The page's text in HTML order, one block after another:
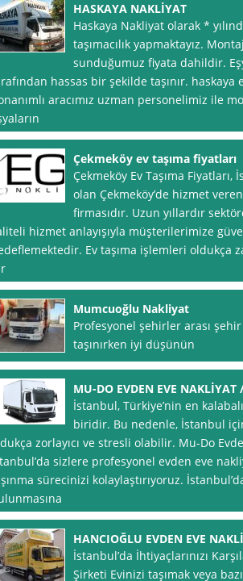
HASKAYA NAKLİYAT
Haskaya Nakliyat olarak *
taşımacılık yapmaktayız.
sunduğumuz fiyata dahildir.
hassas bir şekilde taşınır.
aracımız uzman personelimiz ile
Çekmeköy ev taşıma fiyatları
Çekmeköy Ev Taşıma
olan Çekmeköy’de hizmet
firmasıdır. Uzun yıllardır
hizmet anlayışıyla müşterilerimize
Ev taşıma işlemleri oldukça
Mumcuoğlu Nakliyat
Profesyonel şehirler arası
taşınırken iyi düşünün
MU-DO EVDEN EVE NAKLİYAT
İstanbul, Türkiye’nin en
biridir. Bu nedenle, İstanbul
zorlayıcı ve stresli olabilir. Mu-Do
sizlere profesyonel evden eve
sürecinizi kolaylaştırıyoruz.
HANCIOĞLU EVDEN EVE
İstanbul’da İhtiyaçlarınızı
Şirketi Evinizi taşımak veya